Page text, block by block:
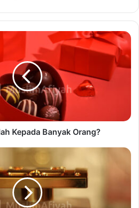
Kepada Banyak Orang?